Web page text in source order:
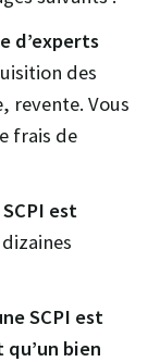
d’experts
des
revente. Vous
frais de
est
SCPI est
bien